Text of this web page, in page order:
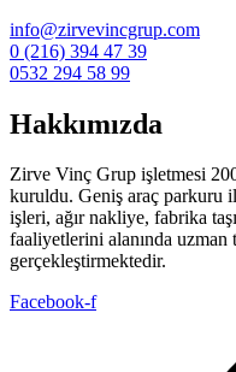
info@zirvevincgrup.com
0 (216) 394 47 39
0532 294 58 99
Hakkımızda
Zirve Vinç Grup işletmesi
kuruldu. Geniş araç parkuru
işleri, ağır nakliye, fabrika
faaliyetlerini alanında
gerçekleştirmektedir.
Facebook-f